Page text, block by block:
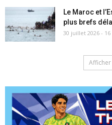
Le Maroc et
plus brefs
30 juillet 2026 -
Afficher